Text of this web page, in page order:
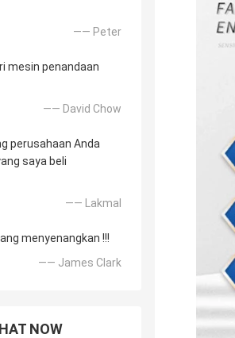
—— Peter
mesin penandaan
—— David Chow
perusahaan Anda
saya beli
—— Lakmal
menyenangkan !!!
—— James Clark
NOW